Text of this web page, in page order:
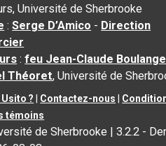
Université de Sherbrooke
:Serge D’Amico - Direction
:feu Jean-Claude
Théoret, Université de
? Contactez-nous
témoins
de Sherbrooke |3.2.2 -